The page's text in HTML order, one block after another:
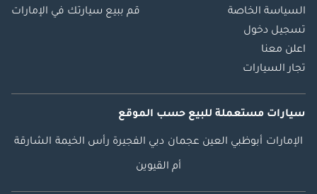
السياسة الخاصة
تسجيل دخول
اعلن معنا
تجار السيارات
قم ببيع سيارتك في الإمارات
سيارات مستعملة للبيع حسب الموقع
الإمارات أبوظبي العين عجمان دبي الفجيرة رأس الخيمة الشارقة
أم القيوين